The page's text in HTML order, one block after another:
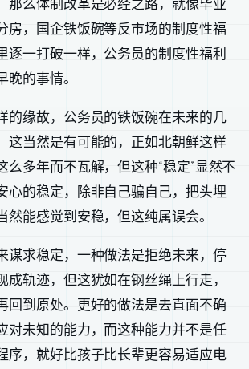
那么体制改革是必经之路，就像毕业
房，国企铁饭碗等反市场的制度性福
逐一打破一样，公务员的制度性福利
的事情。
的缘故，公务员的铁饭碗在未来的几
这当然是有可能的，正如北朝鲜这样
么多年而不瓦解，但这种“稳定”显然不
心的稳定，除非自己骗自己，把头埋
然能感觉到安稳，但这纯属误会。
谋求稳定，一种做法是拒绝未来，停
成轨迹，但这犹如在钢丝绳上行走，
回到原处。更好的做法是去直面不确
对未知的能力，而这种能力并不是任
序，就好比孩子比长辈更容易适应电